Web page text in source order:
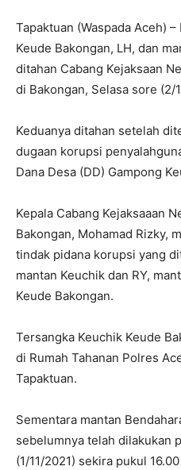
Tapaktuan (Waspada Aceh)
Keude Bakongan, LH, dan
ditahan Cabang Kejaksaan
di Bakongan, Selasa sore (2/
Keduanya ditahan setelah
dugaan korupsi
Dana Desa (DD) Gampong
Kepala Cabang Kejaksaaan
Bakongan, Mohamad Rizky,
tindak pidana korupsi yang
mantan Keuchik dan RY,
Keude Bakongan.
Tersangka Keuchik Keude
di Rumah Tahanan Polres
Tapaktuan.
Sementara mantan
sebelumnya telah dilakukan
(1/11/2021) sekira pukul